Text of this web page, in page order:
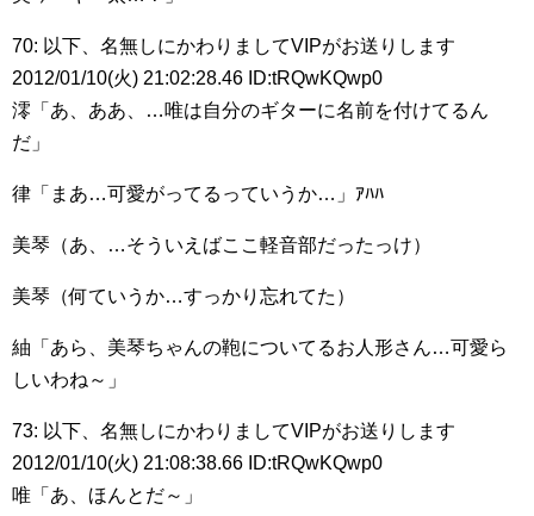
70: 以下、名無しにかわりましてVIPがお送りします
2012/01/10(火) 21:02:28.46 ID:tRQwKQwp0
澪「あ、ああ、…唯は自分のギターに名前を付けてるん
だ」
律「まあ…可愛がってるっていうか…」ｱﾊﾊ
美琴（あ、…そういえばここ軽音部だったっけ）
美琴（何ていうか…すっかり忘れてた）
紬「あら、美琴ちゃんの鞄についてるお人形さん…可愛ら
しいわね～」
73: 以下、名無しにかわりましてVIPがお送りします
2012/01/10(火) 21:08:38.66 ID:tRQwKQwp0
唯「あ、ほんとだ～」